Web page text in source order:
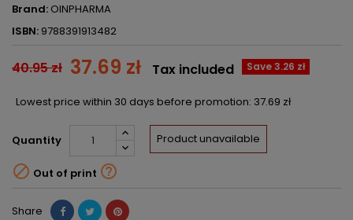
Brand: OINPHARMA
ISBN: 9788391913482
40.95 zł 37.69 zł Save 3.26 zł
Tax included
Lowest price within 30 days before promotion: 37.69 zł
Quantity Product unavailable
 Out of print 
Share